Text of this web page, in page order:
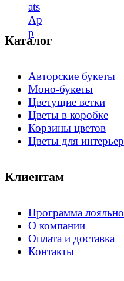
Каталог
Авторские букеты
Моно-букеты
Цветущие ветки
Цветы в коробке
Корзины цветов
Цветы для
Клиентам
Программа
О компании
Оплата и доставка
Контакты